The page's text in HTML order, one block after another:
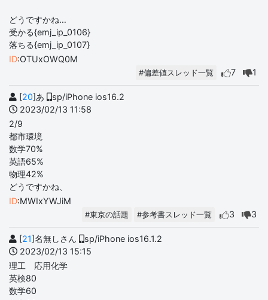
どうですかね…
受かる{emj_ip_0106}
落ちる{emj_ip_0107}
ID:OTUxOWQ0M
#偏差値スレッド一覧 7 1
[20]あ
sp/iPhone ios16.2
2023/02/13 11:58
2/9
都市環境
数学70%
英語65%
物理42%
どうですかね、
ID:MWIxYWJiM
#東京の話題 #参考書スレッド一覧 3 3
[21]名無しさん
sp/iPhone ios16.1.2
2023/02/13 15:15
理工 応用化学
英検80
数学60